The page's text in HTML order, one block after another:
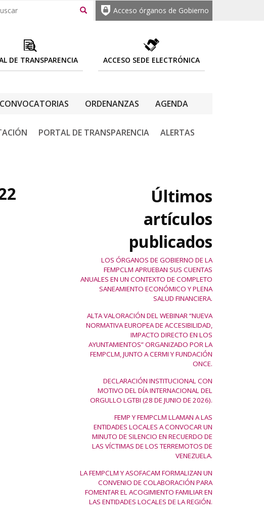
Acceso órganos de Gobierno
ACCESO SEDE ELECTRÓNICA
DE TRANSPARENCIA
CONVOCATORIAS ORDENANZAS AGENDA
PORTAL DE TRANSPARENCIA ALERTAS
Últimos
artículos
publicados
LOS ÓRGANOS DE GOBIERNO DE LA
FEMPCLM APRUEBAN SUS CUENTAS
ANUALES EN UN CONTEXTO DE COMPLETO
SANEAMIENTO ECONÓMICO Y PLENA
SALUD FINANCIERA.
ALTA VALORACIÓN DEL WEBINAR “NUEVA
NORMATIVA EUROPEA DE ACCESIBILIDAD,
IMPACTO DIRECTO EN LOS
AYUNTAMIENTOS” ORGANIZADO POR LA
FEMPCLM, JUNTO A CERMI Y FUNDACIÓN
ONCE.
DECLARACIÓN INSTITUCIONAL CON
MOTIVO DEL DÍA INTERNACIONAL DEL
ORGULLO LGTBI (28 DE JUNIO DE 2026).
FEMP Y FEMPCLM LLAMAN A LAS
ENTIDADES LOCALES A CONVOCAR UN
MINUTO DE SILENCIO EN RECUERDO DE
LAS VÍCTIMAS DE LOS TERREMOTOS DE
VENEZUELA.
LA FEMPCLM Y ASOFACAM FORMALIZAN UN
CONVENIO DE COLABORACIÓN PARA
FOMENTAR EL ACOGIMIENTO FAMILIAR EN
LAS ENTIDADES LOCALES DE LA REGIÓN.